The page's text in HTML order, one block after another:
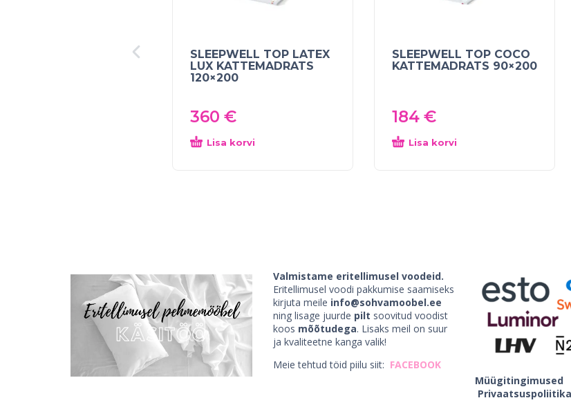
SLEEPWELL TOP LATEX
LUX KATTEMADRATS
120×200
360 €
Lisa korvi
SLEEPWELL TOP COCO
KATTEMADRATS 90×200
184 €
Lisa korvi
Valmistame eritellimusel voodeid.
Eritellimusel voodi pakkumise saamiseks
kirjuta meile info@sohvamoobel.ee
ning lisage juurde pilt soovitud voodist
koos mõõtudega. Lisaks meil on suur
ja kvaliteetne kanga valik!
Meie tehtud töid piilu siit: FACEBOOK
Müügitingimused
Privaatsuspoliitika